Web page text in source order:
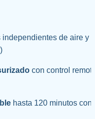
independientes de aire y
con control
hasta 120 minutos con